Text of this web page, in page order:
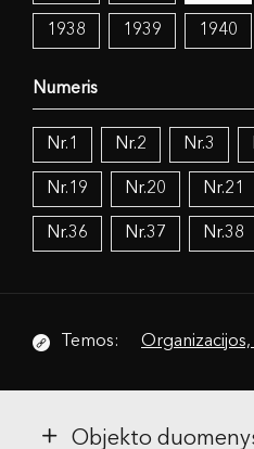
1938 1939 1940
Nr.1 Nr.2 Nr.3
Nr.19 Nr.20 Nr.21
Nr.36 Nr.37 Nr.38
Temos:
Objekto